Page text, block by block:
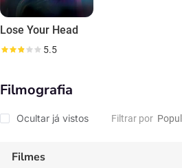
Lose Your Head
5.5
Filmografia
Ocultar já vistos Filtrar por
Filmes